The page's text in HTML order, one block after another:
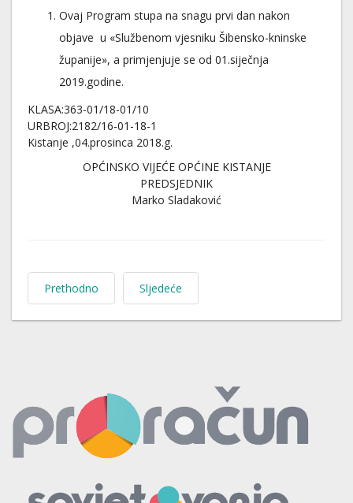
Ovaj Program stupa na snagu prvi dan nakon
objave u «Službenom vjesniku Šibensko-kninske
županije», a primjenjuje se od 01.siječnja
2019.godine.
KLASA:363-01/18-01/10
URBROJ:2182/16-01-18-1
Kistanje ,04.prosinca 2018.g.
OPĆINSKO VIJEĆE OPĆINE KISTANJE
PREDSJEDNIK
Marko Sladaković
Prethodno Sljedeće